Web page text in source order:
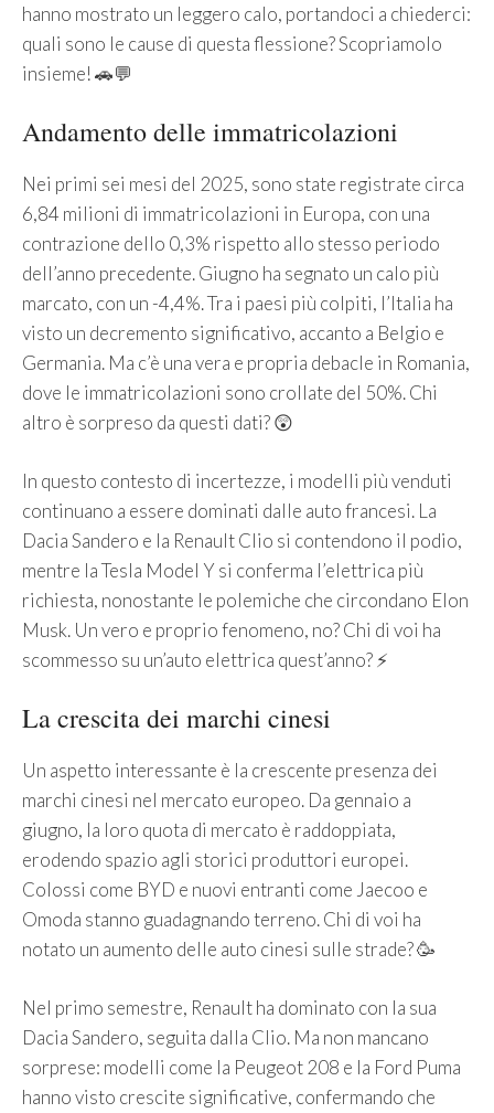
hanno mostrato un leggero calo, portandoci a chiederci:
quali sono le cause di questa flessione? Scopriamolo
insieme! 🚗💬
Andamento delle immatricolazioni
Nei primi sei mesi del 2025, sono state registrate circa
6,84 milioni di immatricolazioni in Europa, con una
contrazione dello 0,3% rispetto allo stesso periodo
dell’anno precedente. Giugno ha segnato un calo più
marcato, con un -4,4%. Tra i paesi più colpiti, l’Italia ha
visto un decremento significativo, accanto a Belgio e
Germania. Ma c’è una vera e propria debacle in Romania,
dove le immatricolazioni sono crollate del 50%. Chi
altro è sorpreso da questi dati? 😲
In questo contesto di incertezze, i modelli più venduti
continuano a essere dominati dalle auto francesi. La
Dacia Sandero e la Renault Clio si contendono il podio,
mentre la Tesla Model Y si conferma l’elettrica più
richiesta, nonostante le polemiche che circondano Elon
Musk. Un vero e proprio fenomeno, no? Chi di voi ha
scommesso su un’auto elettrica quest’anno? ⚡
La crescita dei marchi cinesi
Un aspetto interessante è la crescente presenza dei
marchi cinesi nel mercato europeo. Da gennaio a
giugno, la loro quota di mercato è raddoppiata,
erodendo spazio agli storici produttori europei.
Colossi come BYD e nuovi entranti come Jaecoo e
Omoda stanno guadagnando terreno. Chi di voi ha
notato un aumento delle auto cinesi sulle strade? 🥳
Nel primo semestre, Renault ha dominato con la sua
Dacia Sandero, seguita dalla Clio. Ma non mancano
sorprese: modelli come la Peugeot 208 e la Ford Puma
hanno visto crescite significative, confermando che